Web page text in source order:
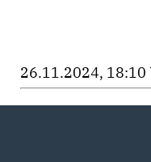
26.11.2024, 18:10